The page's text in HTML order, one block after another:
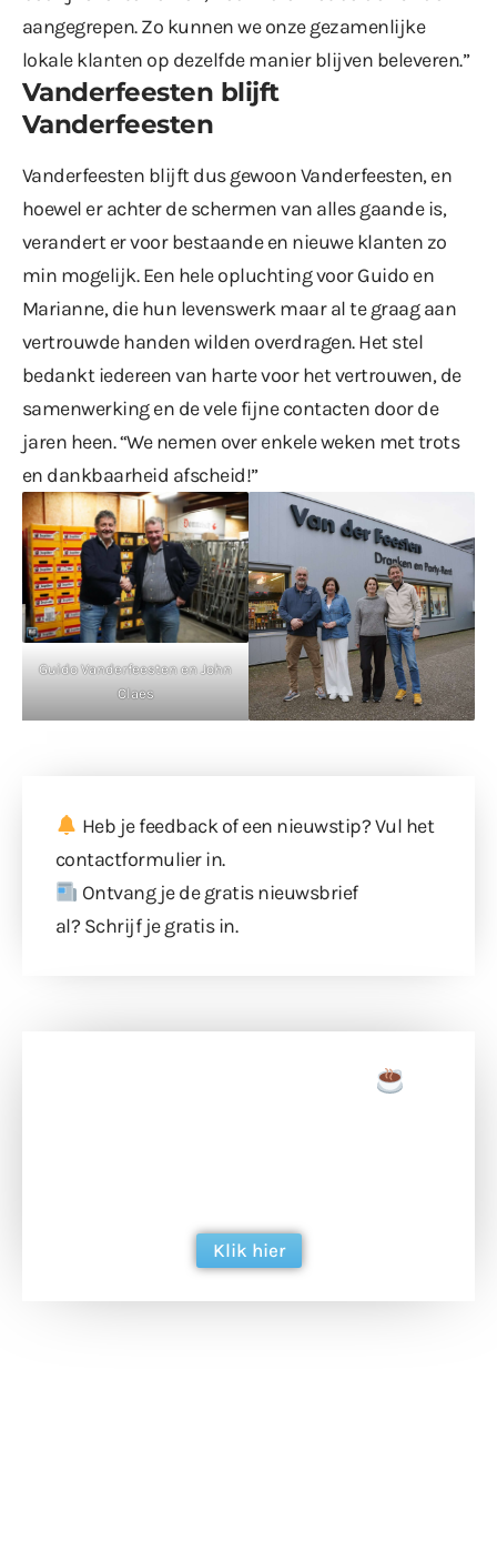
aangegrepen. Zo kunnen we onze gezamenlijke
lokale klanten op dezelfde manier blijven beleveren.”
Vanderfeesten blijft
Vanderfeesten
Vanderfeesten blijft dus gewoon Vanderfeesten, en
hoewel er achter de schermen van alles gaande is,
verandert er voor bestaande en nieuwe klanten zo
min mogelijk. Een hele opluchting voor Guido en
Marianne, die hun levenswerk maar al te graag aan
vertrouwde handen wilden overdragen. Het stel
bedankt iedereen van harte voor het vertrouwen, de
samenwerking en de vele fijne contacten door de
jaren heen. “We nemen over enkele weken met trots
en dankbaarheid afscheid!”
Guido Vanderfeesten en John
Claes
Heb je feedback of een nieuwstip? Vul het
contactformulierin.
Ontvang je de gratis nieuwsbrief
al? Schrijf je gratis in.
Klik hier